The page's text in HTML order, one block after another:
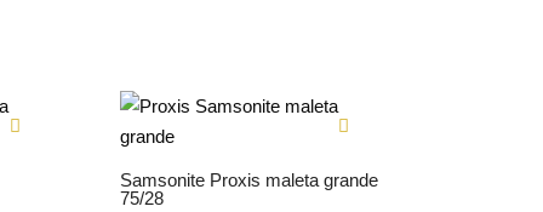
Samsonite Proxis maleta grande
75/28